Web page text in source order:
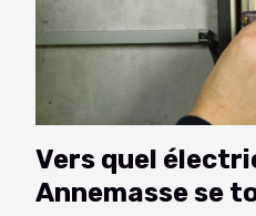
Vers quel
Annemasse se